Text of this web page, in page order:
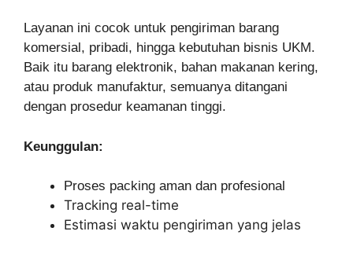
Layanan ini cocok untuk pengiriman barang
komersial, pribadi, hingga kebutuhan bisnis UKM.
Baik itu barang elektronik, bahan makanan kering,
atau produk manufaktur, semuanya ditangani
dengan prosedur keamanan tinggi.
Keunggulan:
Proses packing aman dan profesional
Tracking real-time
Estimasi waktu pengiriman yang jelas